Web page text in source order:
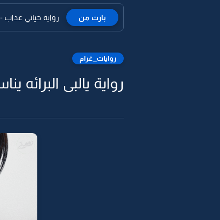
بارت من رواية حياتي عذاب -18
روايات_غرام
رواية يالبى البرائه